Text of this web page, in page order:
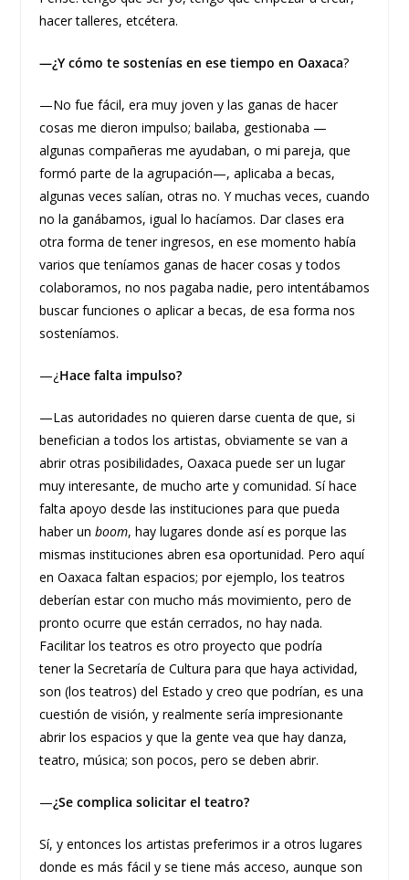
hacer talleres, etcétera.
—¿Y cómo te sostenías en ese tiempo en Oaxaca?
—No fue fácil, era muy joven y las ganas de hacer
cosas me dieron impulso; bailaba, gestionaba —
algunas compañeras me ayudaban, o mi pareja, que
formó parte de la agrupación—, aplicaba a becas,
algunas veces salían, otras no. Y muchas veces, cuando
no la ganábamos, igual lo hacíamos. Dar clases era
otra forma de tener ingresos, en ese momento había
varios que teníamos ganas de hacer cosas y todos
colaboramos, no nos pagaba nadie, pero intentábamos
buscar funciones o aplicar a becas, de esa forma nos
sosteníamos.
—¿Hace falta impulso?
—Las autoridades no quieren darse cuenta de que, si
benefician a todos los artistas, obviamente se van a
abrir otras posibilidades, Oaxaca puede ser un lugar
muy interesante, de mucho arte y comunidad. Sí hace
falta apoyo desde las instituciones para que pueda
haber un boom, hay lugares donde así es porque las
mismas instituciones abren esa oportunidad. Pero aquí
en Oaxaca faltan espacios; por ejemplo, los teatros
deberían estar con mucho más movimiento, pero de
pronto ocurre que están cerrados, no hay nada.
Facilitar los teatros es otro proyecto que podría
tener la Secretaría de Cultura para que haya actividad,
son (los teatros) del Estado y creo que podrían, es una
cuestión de visión, y realmente sería impresionante
abrir los espacios y que la gente vea que hay danza,
teatro, música; son pocos, pero se deben abrir.
—¿Se complica solicitar el teatro?
Sí, y entonces los artistas preferimos ir a otros lugares
donde es más fácil y se tiene más acceso, aunque son